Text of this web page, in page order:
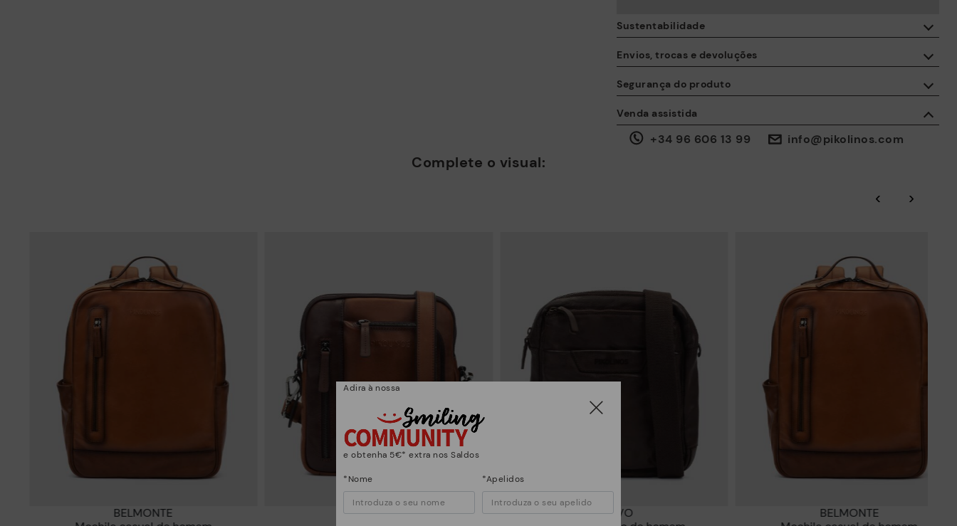
Venda assistida
+34 96 606 13 99 info@pikolinos.com
Segurança do produto
A segurança dos nossos produtos é importantes para nós. E a sua
também. Por este motivo, disponibilizamos-lhe um espaço através do
qual poderá contactar-nos, caso ocorra alguma incidência ou tenha
alguma questão sobre a segurança do produto.Faça-o aqui.
Envios, trocas e devoluções
Entrega gratuita a partir de 50 € de compras.
30 dias para trocas e devoluções*.
Através da
ou em pontos de acesso .
Consulte mais informações sobre enviosaqui.
*Envios gratuitos para pedidos superiores a 50€ - devoluções
gratuitas. Prazo de devolução ampliado para 60 dias para utilizadores
subscritos à newsletter e membros do Club.
Sustentabilidade
Com a compra deste produto está a apoiar a fabricação
responsável da pele através do Leather Working Group.
ISO 14006 Ecodesign: A nossa coleção foi desenhada
produto, com o objetivo de os reduzir ao mínimo.
ISO 14001 Environmental management systems: Protegemos o
supervisionamos a sustentabilidade social e ambiental de toda a
A Pikolinos trabalha pela sustentabilidade de todos os seus
materiais e processos de produção.
DESCUBRA MAIS
Complete o visual:
‹ ›
BELMONTE
BELMONTE
CERVO
BELMONTE
Adira à nossa
e obtenha 5€* extra nos Saldos
*Nome *Apelidos